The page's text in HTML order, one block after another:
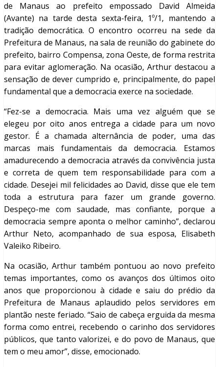
de Manaus ao prefeito empossado David Almeida
(Avante) na tarde desta sexta-feira, 1º/1, mantendo a
tradição democrática. O encontro ocorreu na sede da
Prefeitura de Manaus, na sala de reunião do gabinete do
prefeito, bairro Compensa, zona Oeste, de forma restrita
para evitar aglomeração. Na ocasião, Arthur destacou a
sensação de dever cumprido e, principalmente, do papel
fundamental que a democracia exerce na sociedade.
“Fez-se a democracia. Mais uma vez alguém que se
elegeu por oito anos entrega a cidade para um novo
gestor. É a chamada alternância de poder, uma das
marcas mais fundamentais da democracia. Estamos
amadurecendo a democracia através da convivência justa
e correta de quem tem responsabilidade para com a
cidade. Desejei mil felicidades ao David, disse que ele tem
toda a estrutura para fazer um grande governo.
Despeço-me com saudade, mas confiante, porque a
democracia sempre aponta o melhor caminho”, declarou
Arthur Neto, acompanhado de sua esposa, Elisabeth
Valeiko Ribeiro.
Na ocasião, Arthur também pontuou ao novo prefeito
temas importantes, como os avanços dos últimos oito
anos que proporcionou à cidade e saiu do prédio da
Prefeitura de Manaus aplaudido pelos servidores em
plantão neste feriado. “Saio de cabeça erguida da mesma
forma como entrei, recebendo o carinho dos servidores
públicos, que tanto valorizei, e do povo de Manaus, que
tem o meu amor”, disse, emocionado.